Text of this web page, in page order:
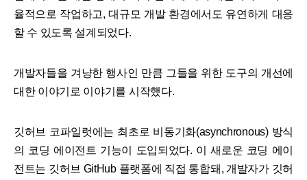
율적으로 작업하고, 대규모 개발 환경에서도 유연하게 대응
할 수 있도록 설계되었다.
개발자들을 겨냥한 행사인 만큼 그들을 위한 도구의 개선에
대한 이야기로 이야기를 시작했다.
깃허브 코파일럿에는 최초로 비동기화(asynchronous) 방식
의 코딩 에이전트 기능이 도입되었다. 이 새로운 코딩 에이
전트는 깃허브 GitHub 플랫폼에 직접 통합돼, 개발자가 깃허